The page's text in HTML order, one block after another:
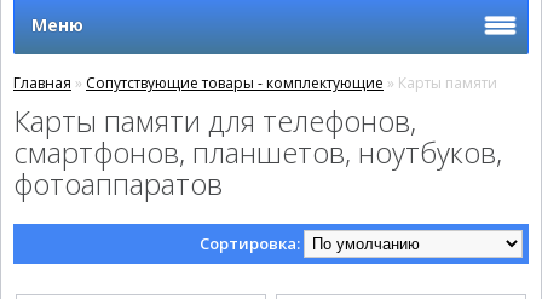
Меню
Главная » Сопутствующие товары - комплектующие » Карты памяти
Карты памяти для телефонов,
смартфонов, планшетов, ноутбуков,
фотоаппаратов
Сортировка: